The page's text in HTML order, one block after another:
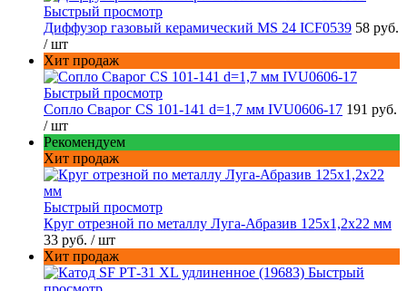
Быстрый просмотр
Диффузор газовый керамический MS 24 ICF0539 58 руб.
/ шт
Хит продаж
Быстрый просмотр
Сопло Сварог CS 101-141 d=1,7 мм IVU0606-17 191 руб.
/ шт
Рекомендуем
Хит продаж
Быстрый просмотр
Круг отрезной по металлу Луга-Абразив 125x1,2x22 мм
33 руб. / шт
Хит продаж
Быстрый